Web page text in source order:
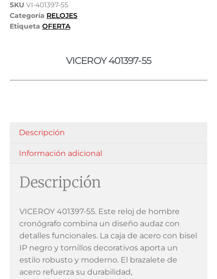
SKU VI-401397-55
Categoría RELOJES
Etiqueta OFERTA
VICEROY 401397-55
Descripción
Información adicional
Descripción
VICEROY 401397-55. Este reloj de hombre
cronógrafo combina un diseño audaz con
detalles funcionales. La caja de acero con bisel
IP negro y tornillos decorativos aporta un
estilo robusto y moderno. El brazalete de
acero refuerza su durabilidad,